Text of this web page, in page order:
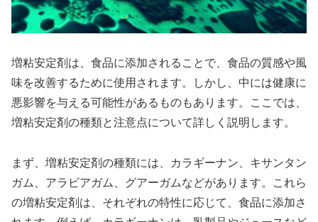
増粘安定剤は、食品に添加されることで、食品の質感や風
味を改善するために使用されます。しかし、中には健康に
悪影響を与える可能性があるものもあります。ここでは、
増粘安定剤の種類と注意点について詳しく説明します。
まず、増粘安定剤の種類には、カラギーナン、キサンタン
ガム、アラビアガム、グアーガムなどがあります。これら
の増粘安定剤は、それぞれの特性に応じて、食品に添加さ